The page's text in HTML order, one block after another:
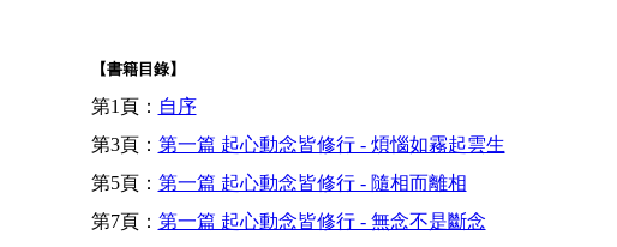
【書籍目錄】
第1頁： 自序
第3頁： 第一篇 起心動念皆修行 - 煩惱如霧起雲生
第5頁： 第一篇 起心動念皆修行 - 隨相而離相
第7頁： 第一篇 起心動念皆修行 - 無念不是斷念